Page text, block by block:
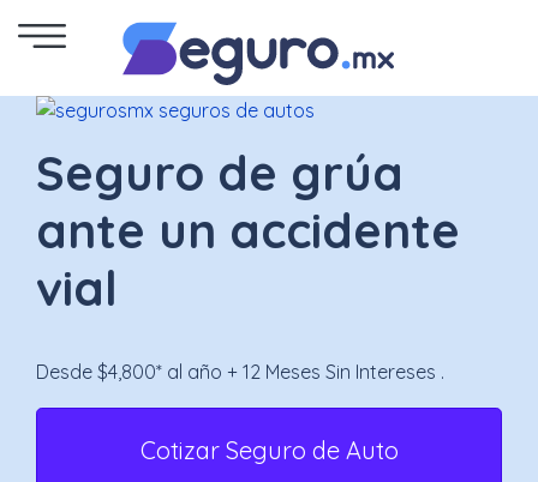
Seguro
de
Autos
Seguro
para
Motos
Cotizar
Seguro
Seguro de grúa
ante un accidente
vial
Desde $4,800* al año + 12 Meses Sin Intereses .
Cotizar Seguro de Auto